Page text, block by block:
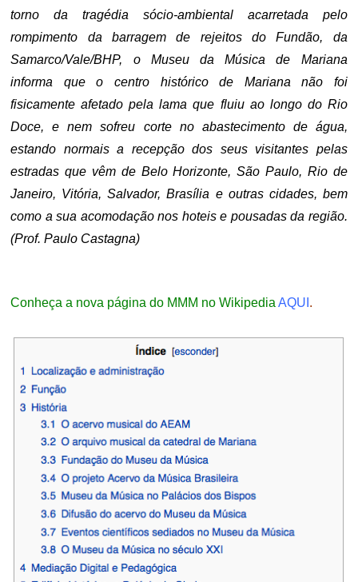
torno da tragédia sócio-ambiental acarretada pelo
rompimento da barragem de rejeitos do Fundão, da
Samarco/Vale/BHP, o Museu da Música de Mariana
informa que o centro histórico de Mariana não foi
fisicamente afetado pela lama que fluiu ao longo do Rio
Doce, e nem sofreu corte no abastecimento de água,
estando normais a recepção dos seus visitantes pelas
estradas que vêm de Belo Horizonte, São Paulo, Rio de
Janeiro, Vitória, Salvador, Brasília e outras cidades, bem
como a sua acomodação nos hoteis e pousadas da região.
(Prof. Paulo Castagna)
Conheça a nova página do MMM no Wikipedia AQUI .